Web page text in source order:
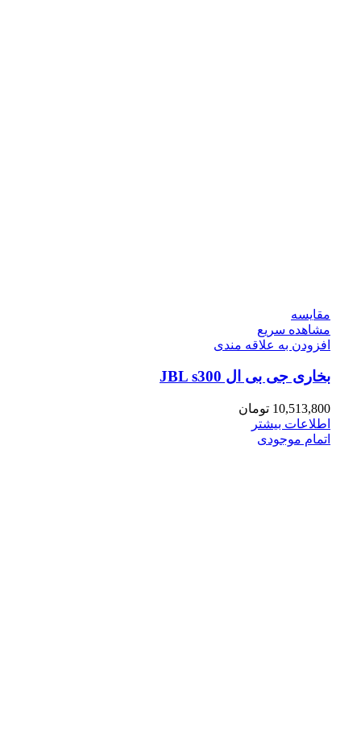
مقایسه
مشاهده سریع
افزودن به علاقه مندی
بخاری جی بی ال JBL s300
10,513,800 تومان
اطلاعات بیشتر
اتمام موجودی